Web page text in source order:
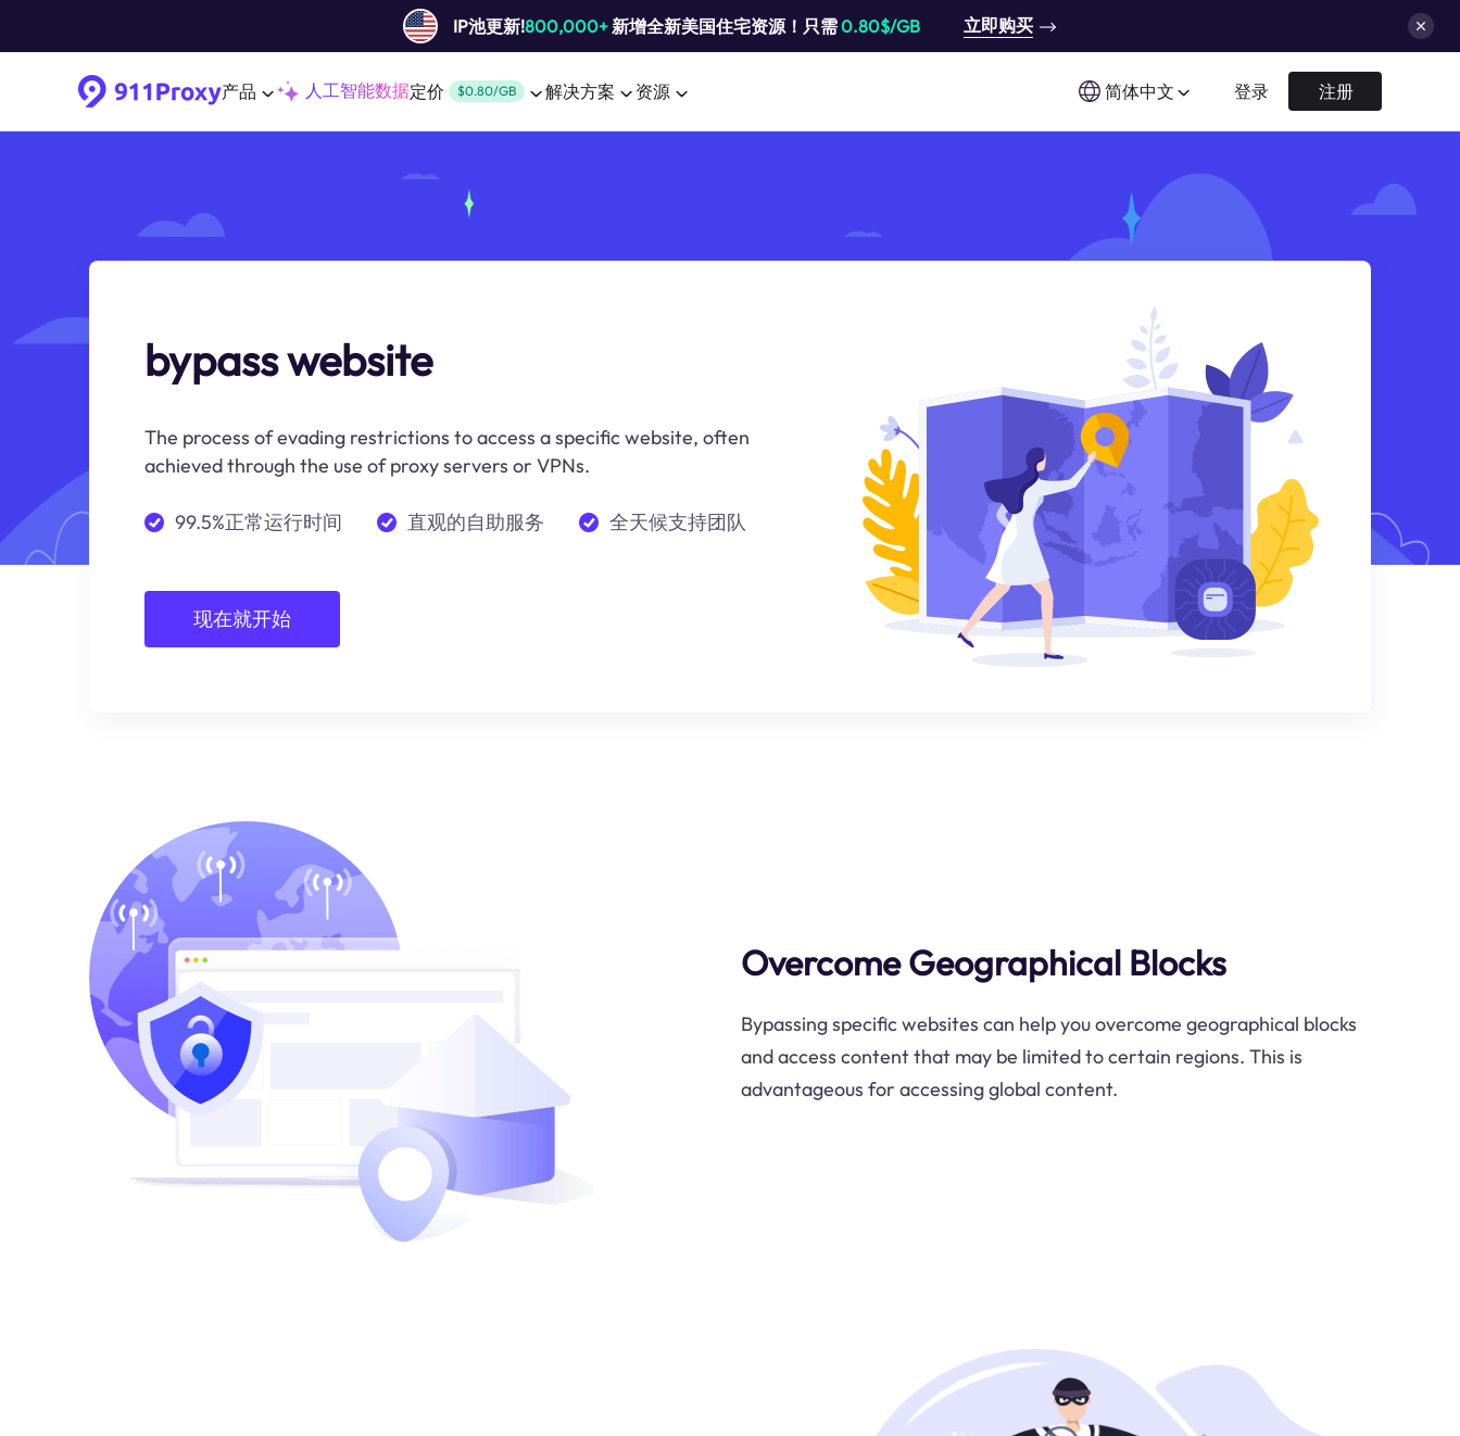
IP池更新!800,000+新增全新美国住宅资源！只需0.80$/GB 立即购买
产品 人工智能数据定价 $0.80/GB 解决方案 资源 简体中文 登录 注册
bypass website
The process of evading restrictions to access a specific website, often
achieved through the use of proxy servers or VPNs.
99.5%正常运行时间 直观的自助服务 全天候支持团队
现在就开始
Overcome Geographical Blocks
Bypassing specific websites can help you overcome geographical blocks
and access content that may be limited to certain regions. This is
advantageous for accessing global content.